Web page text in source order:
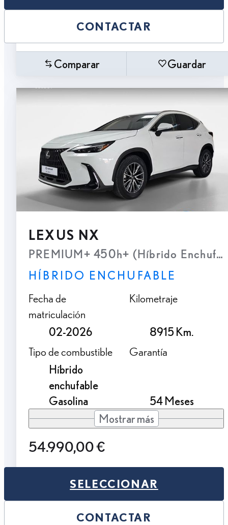
CONTACTAR
Comparar Guardar
LEXUS NX
PREMIUM+ 450h+ (Híbrido
HÍBRIDO ENCHUFABLE
Fecha de
matriculación
02-2026
Kilometraje
8915 Km.
Tipo de combustible
Híbrido
enchufable
Gasolina
Garantía
54 Meses
Mostrar más
54.990,00 €
SELECCIONAR
CONTACTAR